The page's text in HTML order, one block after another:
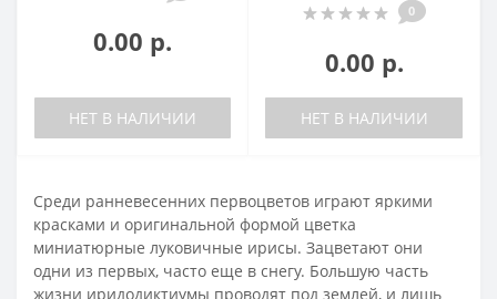
0.00 р.
НЕТ В НАЛИЧИИ
0
0.00 р.
НЕТ В НАЛИЧИИ
Среди ранневесенних первоцветов играют яркими
красками и оригинальной формой цветка
миниатюрные луковичные ирисы. Зацветают они
одни из первых, часто еще в снегу. Большую часть
жизни иридодиктиумы проводят под землей, и лишь